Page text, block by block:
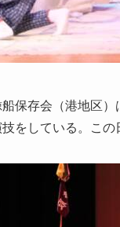
保存会（港地区
をしている。この